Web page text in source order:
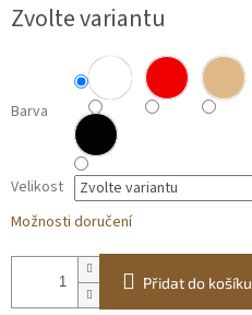
cena:
Zvolte variantu
Barva
Velikost
Možnosti doručení
Přidat do košíku